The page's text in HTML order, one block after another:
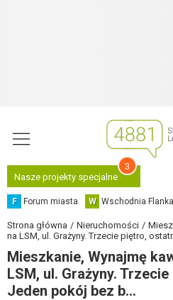
Nasze projekty specjalne
3
F Forum miasta W Wschodnia
Strona główna Nieruchomości
na LSM, ul. Grażyny. Trzecie piętro,
Mieszkanie, Wynajmę
LSM, ul. Grażyny.
Jeden pokój bez b...